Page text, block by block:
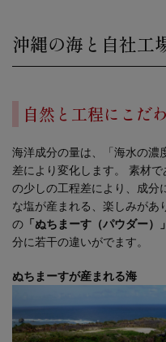
沖縄の海と自社工
自然と工程にこだ
海洋成分の量は、「海水の濃
差により変化します。 素材
の少しの工程差により、成分
な塩が産まれる、楽しみがあ
の 「ぬちまーす（パウダー）」
分に若干の違いがでます。
ぬちまーすが産まれる海